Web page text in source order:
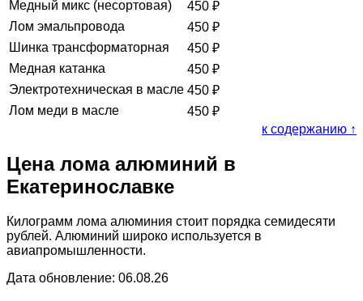
Медный микс (несортовая)
450 ₽
Лом эмальпровода
450 ₽
Шинка трансформаторная
450 ₽
Медная катанка
450 ₽
Электротехническая в масле 450 ₽
Лом меди в масле
450 ₽
к содержанию ↑
Цена лома алюминий в
Екатеринославке
Килограмм лома алюминия стоит порядка семидесяти
рублей. Алюминий широко используется в
авиапромышленности.
Дата обновление: 06.08.26